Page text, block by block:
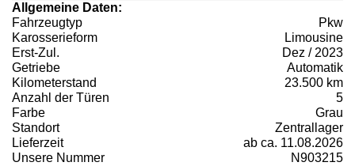
Allgemeine Daten:
Fahrzeugtyp
Pkw
Karosserieform
Limousine
Erst-Zul.
Dez / 2023
Getriebe
Automatik
Kilometerstand
23.500 km
Anzahl der Türen
5
Farbe
Grau
Standort
Zentrallager
Lieferzeit
ab ca. 11.08.2026
Unsere Nummer
N903215